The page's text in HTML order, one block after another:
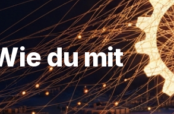
du mit